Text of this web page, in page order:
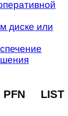
диске или
LIST